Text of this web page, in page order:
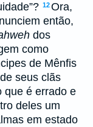
12Ora,
então,
dos
como
de Mênfis
seus clãs
que é errado e
deles um
em estado